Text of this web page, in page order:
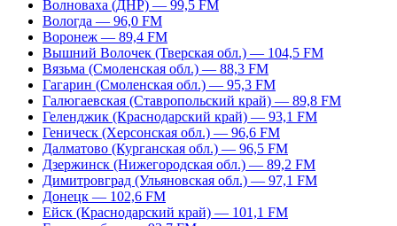
Волноваха (ДНР) — 99,5 FM
Вологда — 96,0 FM
Воронеж — 89,4 FM
Вышний Волочек (Тверская обл.) — 104,5 FM
Вязьма (Смоленская обл.) — 88,3 FM
Гагарин (Смоленская обл.) — 95,3 FM
Галюгаевская (Ставропольский край) — 89,8 FM
Геленджик (Краснодарский край) — 93,1 FM
Геническ (Херсонская обл.) — 96,6 FM
Далматово (Курганская обл.) — 96,5 FM
Дзержинск (Нижегородская обл.) — 89,2 FM
Димитровград (Ульяновская обл.) — 97,1 FM
Донецк — 102,6 FM
Ейск (Краснодарский край) — 101,1 FM